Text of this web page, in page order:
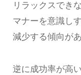
リラックスでき
マナーを意識し
減少する傾向が
逆に成功率が高